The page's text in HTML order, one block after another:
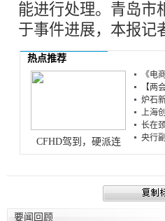
能进行处理。青岛市
于事件进展，本报记
热点推荐
CFHD驾到，硬派连
《电
【两
炉石
上海
长在
央行
要闻回顾